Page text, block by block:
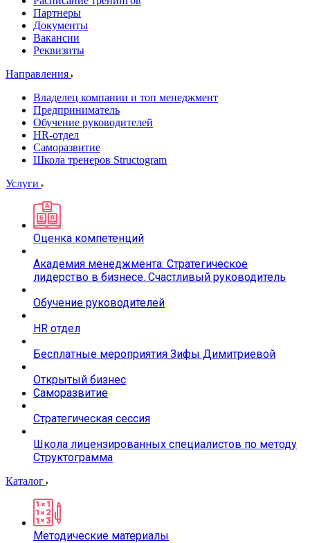
Партнеры
Документы
Вакансии
Реквизиты
Направления
Владелец компании и топ менеджмент
Предприниматель
Обучение руководителей
HR-отдел
Саморазвитие
Школа тренеров Structogram
Услуги
Оценка компетенций
Академия менеджмента: Стратегическое
лидерство в бизнесе. Счастливый руководитель
Обучение руководителей
HR отдел
Бесплатные мероприятия Зифы Димитриевой
Открытый бизнес
Саморазвитие
Стратегическая сессия
Школа лицензированных специалистов по методу
Структограмма
Каталог
Методические материалы